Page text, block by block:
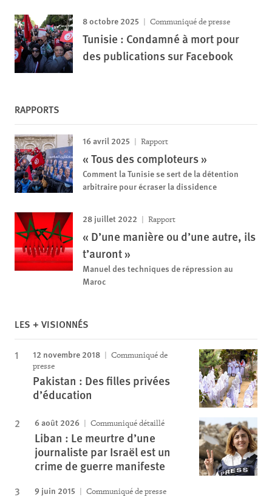
8 octobre 2025 Communiqué de presse
Tunisie : Condamné à mort pour
des publications sur Facebook
RAPPORTS
16 avril 2025 Rapport
« Tous des comploteurs »
Comment la Tunisie se sert de la détention
arbitraire pour écraser la dissidence
28 juillet 2022 Rapport
« D’une manière ou d’une autre, ils
t’auront »
Manuel des techniques de répression au
Maroc
LES + VISIONNÉS
12 novembre 2018
Communiqué de
presse
Pakistan : Des filles privées
d’éducation
6 août 2026 Communiqué détaillé
Liban : Le meurtre d’une
journaliste par Israël est un
crime de guerre manifeste
9 juin 2015 Communiqué de presse